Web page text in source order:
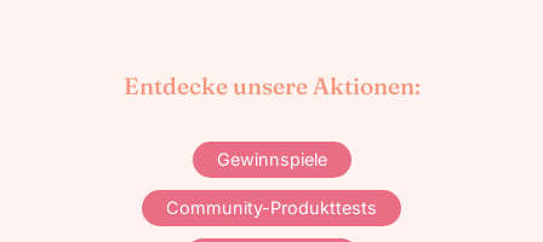
Entdecke unsere Aktionen:
Gewinnspiele
Community-Produkttests